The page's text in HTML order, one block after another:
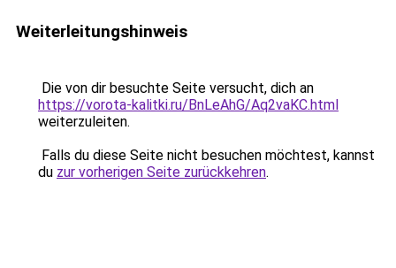
Weiterleitungshinweis
Die von dir besuchte Seite versucht, dich an
https://vorota-kalitki.ru/BnLeAhG/Aq2vaKC.html
weiterzuleiten.
Falls du diese Seite nicht besuchen möchtest, kannst
du zur vorherigen Seite zurückkehren.